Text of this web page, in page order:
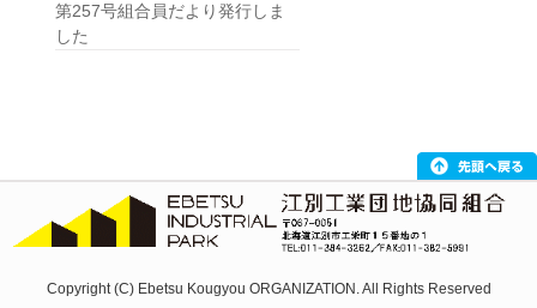
第257号組合員だより発行しま
した
Copyright (C) Ebetsu Kougyou ORGANIZATION. All Rights Reserved